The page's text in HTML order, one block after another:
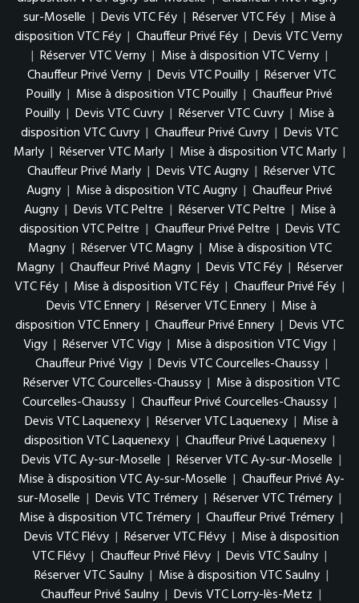
sur-Moselle | Devis VTC Féy | Réserver VTC Féy | Mise à
disposition VTC Féy | Chauffeur Privé Féy | Devis VTC Verny
| Réserver VTC Verny | Mise à disposition VTC Verny |
Chauffeur Privé Verny | Devis VTC Pouilly | Réserver VTC
Pouilly | Mise à disposition VTC Pouilly | Chauffeur Privé
Pouilly | Devis VTC Cuvry | Réserver VTC Cuvry | Mise à
disposition VTC Cuvry | Chauffeur Privé Cuvry | Devis VTC
Marly | Réserver VTC Marly | Mise à disposition VTC Marly |
Chauffeur Privé Marly | Devis VTC Augny | Réserver VTC
Augny | Mise à disposition VTC Augny | Chauffeur Privé
Augny | Devis VTC Peltre | Réserver VTC Peltre | Mise à
disposition VTC Peltre | Chauffeur Privé Peltre | Devis VTC
Magny | Réserver VTC Magny | Mise à disposition VTC
Magny | Chauffeur Privé Magny | Devis VTC Féy | Réserver
VTC Féy | Mise à disposition VTC Féy | Chauffeur Privé Féy |
Devis VTC Ennery | Réserver VTC Ennery | Mise à
disposition VTC Ennery | Chauffeur Privé Ennery | Devis VTC
Vigy | Réserver VTC Vigy | Mise à disposition VTC Vigy |
Chauffeur Privé Vigy | Devis VTC Courcelles-Chaussy |
Réserver VTC Courcelles-Chaussy | Mise à disposition VTC
Courcelles-Chaussy | Chauffeur Privé Courcelles-Chaussy |
Devis VTC Laquenexy | Réserver VTC Laquenexy | Mise à
disposition VTC Laquenexy | Chauffeur Privé Laquenexy |
Devis VTC Ay-sur-Moselle | Réserver VTC Ay-sur-Moselle |
Mise à disposition VTC Ay-sur-Moselle | Chauffeur Privé Ay-
sur-Moselle | Devis VTC Trémery | Réserver VTC Trémery |
Mise à disposition VTC Trémery | Chauffeur Privé Trémery |
Devis VTC Flévy | Réserver VTC Flévy | Mise à disposition
VTC Flévy | Chauffeur Privé Flévy | Devis VTC Saulny |
Réserver VTC Saulny | Mise à disposition VTC Saulny |
Chauffeur Privé Saulny | Devis VTC Lorry-lès-Metz |